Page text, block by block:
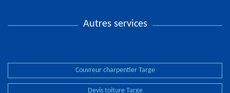
Autres services
Couvreur charpentier Targe
Devis toiture Targe